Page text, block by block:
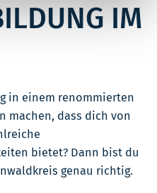
IM
in einem renommierten
machen, dass dich von
bietet? Dann bist du
genau richtig.